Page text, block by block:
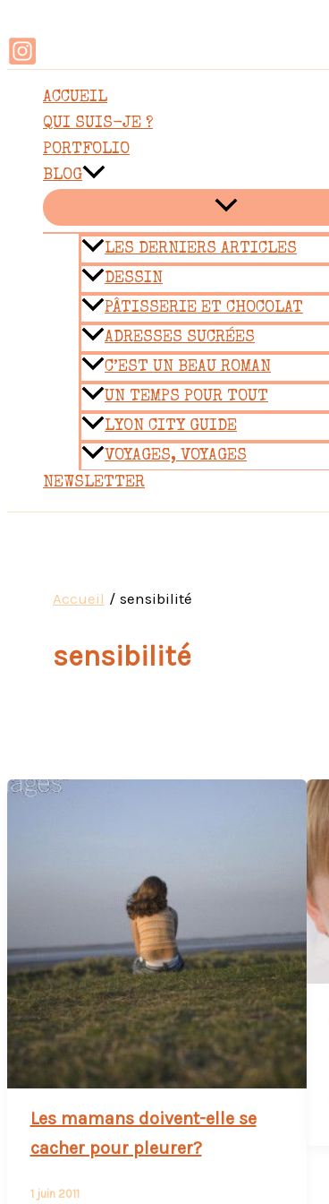
au
contenu
ACCUEIL
QUI SUIS-JE ?
PORTFOLIO
BLOG
LES DERNIERS ARTICLES
DESSIN
PÂTISSERIE ET CHOCOLAT
ADRESSES SUCRÉES
C’EST UN BEAU ROMAN
UN TEMPS POUR TOUT
LYON CITY GUIDE
VOYAGES, VOYAGES
NEWSLETTER
Accueil sensibilité
sensibilité
Les mamans doivent-elle se
cacher pour pleurer?
1 juin 2011